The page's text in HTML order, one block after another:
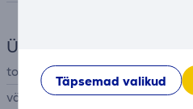
Täpsemad valikud
Üldine parameeter
tootja
värv